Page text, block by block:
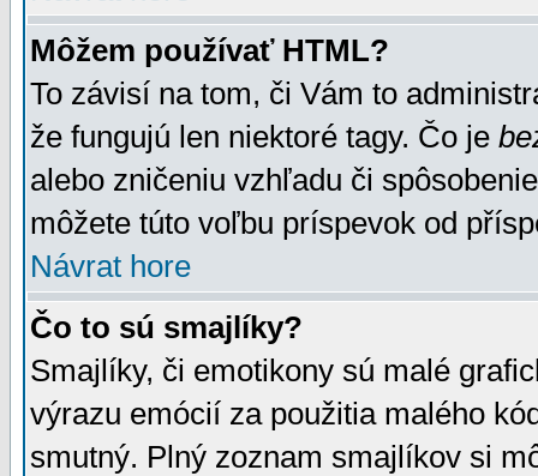
Môžem používať HTML?
To závisí na tom, či Vám to
že fungujú len niektoré tagy. Čo je
alebo zničeniu vzhľadu či
môžete túto voľbu príspevok od
Návrat hore
Čo to sú smajlíky?
Smajlíky, či emotikony sú malé
výrazu emócií za použitia malého
smutný. Plný zoznam smajlíkov si